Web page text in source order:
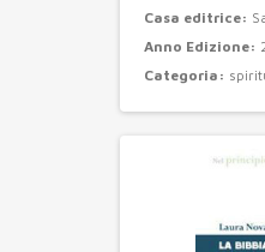
Casa editrice:
Anno Edizione:
Categoria: